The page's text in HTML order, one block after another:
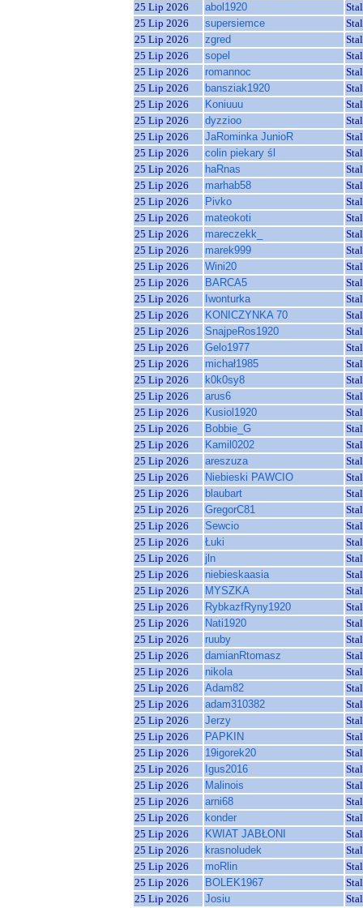
25 Lip 2026
abol1920
25 Lip 2026
supersiemce
25 Lip 2026
zgred
25 Lip 2026
sopel
25 Lip 2026
romannoc
25 Lip 2026
bansziak1920
25 Lip 2026
Koniuuu
25 Lip 2026
dyzzioo
25 Lip 2026
JaRominka JunioR
25 Lip 2026
colin piekary śl
25 Lip 2026
haRnas
25 Lip 2026
marhab58
25 Lip 2026
Pivko
25 Lip 2026
mateokoti
25 Lip 2026
mareczekk_
25 Lip 2026
marek999
25 Lip 2026
Wini20
25 Lip 2026
BARCA5
25 Lip 2026
Iwonturka
25 Lip 2026
KONICZYNKA 70
25 Lip 2026
SnajpeRos1920
25 Lip 2026
Gelo1977
25 Lip 2026
michał1985
25 Lip 2026
k0k0sy8
25 Lip 2026
arus6
25 Lip 2026
Kusiol1920
25 Lip 2026
Bobbie_G
25 Lip 2026
Kamil0202
25 Lip 2026
areszuza
25 Lip 2026
Niebieski PAWCIO
25 Lip 2026
blaubart
25 Lip 2026
GregorC81
25 Lip 2026
Sewcio
25 Lip 2026
Łuki
25 Lip 2026
jln
25 Lip 2026
niebieskaasia
25 Lip 2026
MYSZKA
25 Lip 2026
RybkazfRyny1920
25 Lip 2026
Nati1920
25 Lip 2026
ruuby
25 Lip 2026
damianRtomasz
25 Lip 2026
nikola
25 Lip 2026
Adam82
25 Lip 2026
adam310382
25 Lip 2026
Jerzy
25 Lip 2026
PAPKIN
25 Lip 2026
19igorek20
25 Lip 2026
Igus2016
25 Lip 2026
Malinois
25 Lip 2026
arni68
25 Lip 2026
konder
25 Lip 2026
KWIAT JABŁONI
25 Lip 2026
krasnoludek
25 Lip 2026
moRlin
25 Lip 2026
BOLEK1967
25 Lip 2026
Josiu